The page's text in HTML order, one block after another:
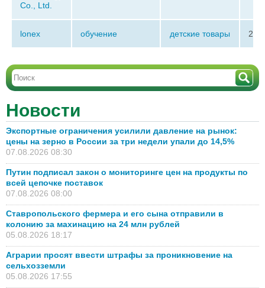
Co., Ltd.
lonex обучение детские товары
Новости
Экспортные ограничения усилили давление на рынок:
цены на зерно в России за три недели упали до 14,5%
07.08.2026 08:30
Путин подписал закон о мониторинге цен на продукты по
всей цепочке поставок
07.08.2026 08:00
Ставропольского фермера и его сына отправили в
колонию за махинацию на 24 млн рублей
05.08.2026 18:17
Аграрии просят ввести штрафы за проникновение на
сельхозземли
05.08.2026 17:55